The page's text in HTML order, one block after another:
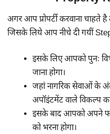
अगर आप प्रोपर्टी करवाना चाहते
जिसके लिये आप नीचे दी गयीं
इसके लिए आपको पुनः
जाना होगा।
जहां नागरिक सेवाओं के
अपॉइंटमेंट वाले विकल्प
इसके बाद आपको अपने
को भरना होगा।